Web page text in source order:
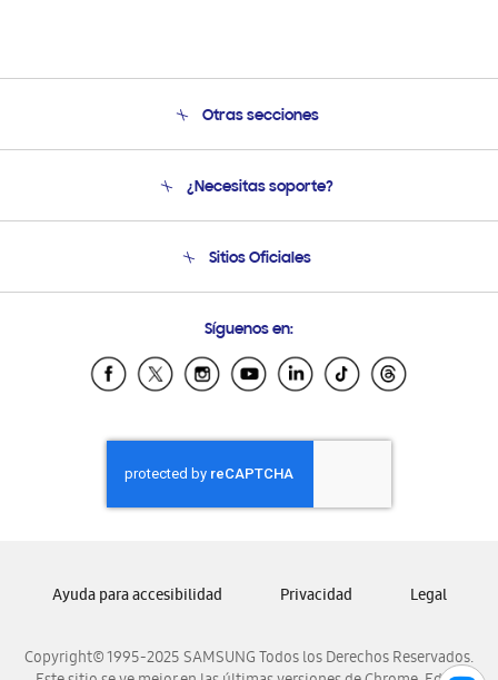
Otras secciones
Soporte
Condiciones de Compra
¿Necesitas soporte?
Soporte vía eMail
Sitios Oficiales
Samsung Ecuador
Samsung El Salvador
Samsung Honduras
Samsung Nicaragua
Samsung Panamá
Samsung Venezuela
Síguenos en:
Copyright© 1995-2025 SAMSUNG Todos los Derechos Reservados.
Ayuda para accesibilidad Privacidad Legal